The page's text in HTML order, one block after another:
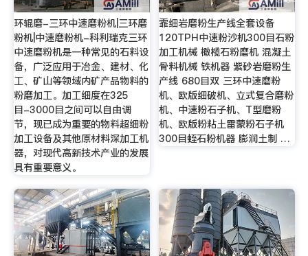
环辊磨-三环中速磨粉机|三环磨
粉机|中速磨粉机-科利瑞克三环
中速磨粉机是一种常见的石料设
备，广泛应用于冶金、建材、化
工、矿山等领域内矿产品物料的
粉磨加工。加工细度在325
目-3000目之间可以自由调
节，现已成为重要的物料超细粉
加工设备及其他原材料深加工机
器，对现代高新技术产业的发展
具有重要意义。
霏细岩磨粉生产线全套设备
120TPH中速粉沙机300目石粉
加工机械 橄榄石粉磨机 混凝土
骨料机械 铁机器 紫砂岩磨粉生
产线 680目双 三环中速磨粉
机、欧版细破机、立式复合磨粉
机、中速粉石子机、T型磨粉
机、欧版粉粘土雷蒙粉石子机
300目蛭石粉机器 膨润土制 …